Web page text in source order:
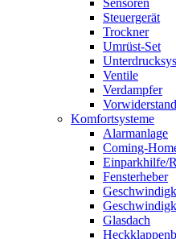
Sensoren
Steuergerät
Trockner
Umrüst-Set
Ventile
Verdampfer
Vorwiderstand
Komfortsysteme
Alarmanlage
Coming-
Einparkhilfe/
Fensterheber
Glasdach